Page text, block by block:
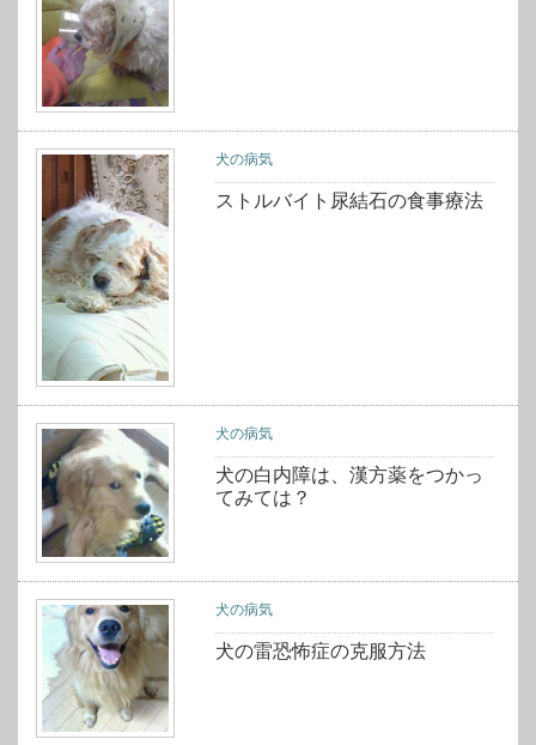
犬の病気
ストルバイト尿結石の食事療法
犬の病気
犬の白内障は、漢方薬をつかっ
てみては？
犬の病気
犬の雷恐怖症の克服方法